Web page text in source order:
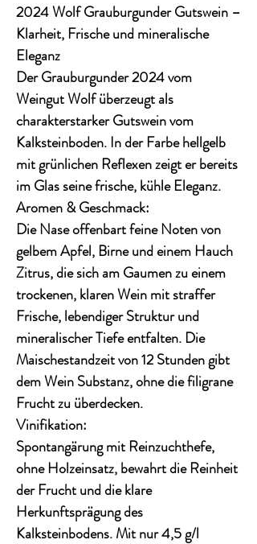
2024 Wolf Grauburgunder Gutswein –
Klarheit, Frische und mineralische
Eleganz
DerGrauburgunder 2024 vom
Weingut Wolfüberzeugt als
charakterstarker Gutswein vom
Kalksteinboden. In der Farbe hellgelb
mit grünlichen Reflexen zeigt er bereits
im Glas seine frische, kühle Eleganz.
Aromen & Geschmack:
Die Nase offenbart feine Noten von
gelbem Apfel, Birne und einem Hauch
Zitrus, die sich am Gaumen zu einem
trockenen, klaren Wein mitstraffer
Frische, lebendiger Struktur und
mineralischer Tiefeentfalten. Die
Maischestandzeit von 12 Stunden gibt
dem Wein Substanz, ohne die filigrane
Frucht zu überdecken.
Vinifikation:
Spontangärung mit Reinzuchthefe,
ohne Holzeinsatz, bewahrt die Reinheit
der Frucht und die klare
Herkunftsprägung des
Kalksteinbodens. Mitnur 4,5 g/l